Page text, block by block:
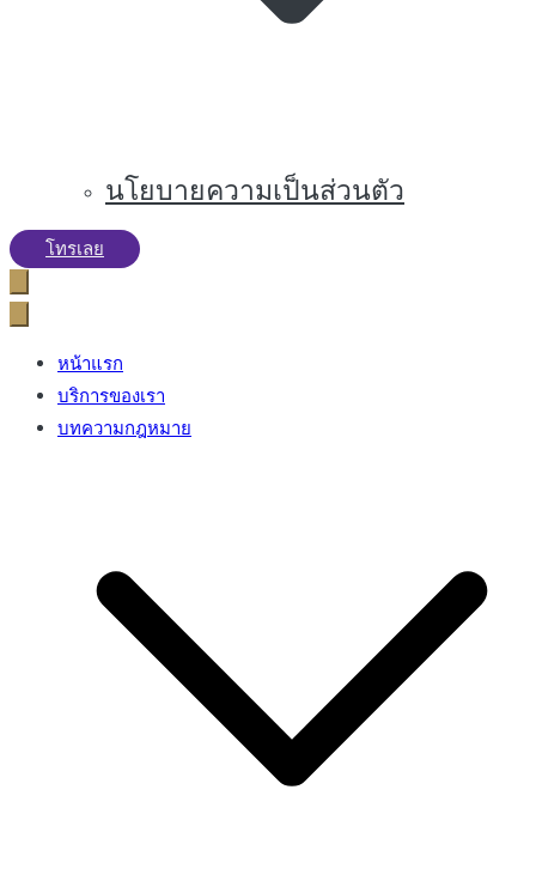
นโยบายความเป็นส่วนตัว
โทรเลย
หน้าแรก
บริการของเรา
บทความกฎหมาย